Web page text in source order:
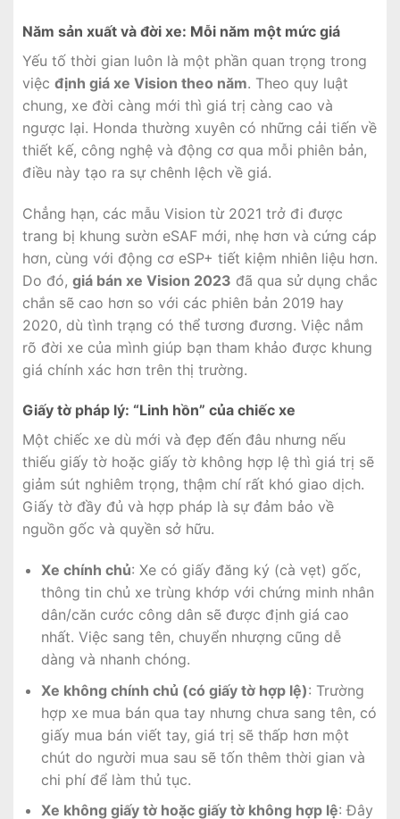
Năm sản xuất và đời xe: Mỗi năm một mức giá
Yếu tố thời gian luôn là một phần quan trọng trong
việc định giá xe Vision theo năm. Theo quy luật
chung, xe đời càng mới thì giá trị càng cao và
ngược lại. Honda thường xuyên có những cải tiến về
thiết kế, công nghệ và động cơ qua mỗi phiên bản,
điều này tạo ra sự chênh lệch về giá.
Chẳng hạn, các mẫu Vision từ 2021 trở đi được
trang bị khung sườn eSAF mới, nhẹ hơn và cứng cáp
hơn, cùng với động cơ eSP+ tiết kiệm nhiên liệu hơn.
Do đó, giá bán xe Vision 2023 đã qua sử dụng chắc
chắn sẽ cao hơn so với các phiên bản 2019 hay
2020, dù tình trạng có thể tương đương. Việc nắm
rõ đời xe của mình giúp bạn tham khảo được khung
giá chính xác hơn trên thị trường.
Giấy tờ pháp lý: “Linh hồn” của chiếc xe
Một chiếc xe dù mới và đẹp đến đâu nhưng nếu
thiếu giấy tờ hoặc giấy tờ không hợp lệ thì giá trị sẽ
giảm sút nghiêm trọng, thậm chí rất khó giao dịch.
Giấy tờ đầy đủ và hợp pháp là sự đảm bảo về
nguồn gốc và quyền sở hữu.
Xe chính chủ: Xe có giấy đăng ký (cà vẹt) gốc,
thông tin chủ xe trùng khớp với chứng minh nhân
dân/căn cước công dân sẽ được định giá cao
nhất. Việc sang tên, chuyển nhượng cũng dễ
dàng và nhanh chóng.
Xe không chính chủ (có giấy tờ hợp lệ): Trường
hợp xe mua bán qua tay nhưng chưa sang tên, có
giấy mua bán viết tay, giá trị sẽ thấp hơn một
chút do người mua sau sẽ tốn thêm thời gian và
chi phí để làm thủ tục.
Xe không giấy tờ hoặc giấy tờ không hợp lệ: Đây